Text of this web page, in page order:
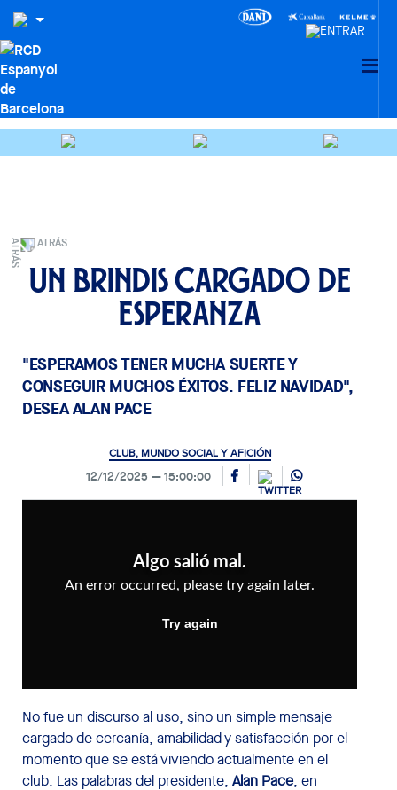
ATRÁS
Un brindis cargado de
esperanza
"ESPERAMOS TENER MUCHA SUERTE Y
CONSEGUIR MUCHOS ÉXITOS. FELIZ NAVIDAD",
DESEA ALAN PACE
CLUB, MUNDO SOCIAL Y AFICIÓN
12/12/2025 15:00:00
No fue un discurso al uso, sino un simple mensaje
cargado de cercanía, amabilidad y satisfacción por el
momento que se está viviendo actualmente en el
club. Las palabras del presidente, Alan Pace, en